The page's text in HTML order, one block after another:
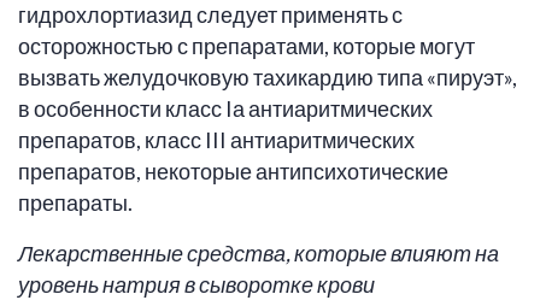
гидрохлортиазид следует применять с
осторожностью с препаратами, которые могут
вызвать желудочковую тахикардию типа «пируэт»,
в особенности класс Iа антиаритмических
препаратов, класс III антиаритмических
препаратов, некоторые антипсихотические
препараты.
Лекарственные средства, которые влияют на
уровень натрия в сыворотке крови